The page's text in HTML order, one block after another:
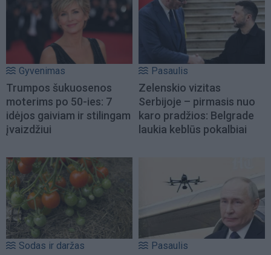
Gyvenimas
Trumpos šukuosenos
moterims po 50-ies: 7
idėjos gaiviam ir stilingam
įvaizdžiui
Pasaulis
Zelenskio vizitas
Serbijoje – pirmasis nuo
karo pradžios: Belgrade
laukia keblūs pokalbiai
Sodas ir daržas Pasaulis